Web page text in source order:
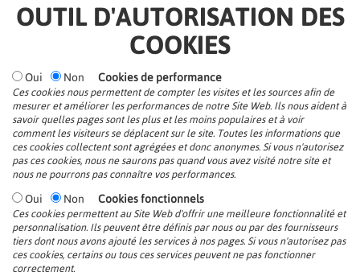
OUTIL D'AUTORISATION DES
COOKIES
Oui Non Cookies de performance
Ces cookies nous permettent de compter les visites et les sources afin de
mesurer et améliorer les performances de notre Site Web. Ils nous aident à
savoir quelles pages sont les plus et les moins populaires et à voir
comment les visiteurs se déplacent sur le site. Toutes les informations que
ces cookies collectent sont agrégées et donc anonymes. Si vous n'autorisez
pas ces cookies, nous ne saurons pas quand vous avez visité notre site et
nous ne pourrons pas connaître vos performances.
Oui Non Cookies fonctionnels
Ces cookies permettent au Site Web d'offrir une meilleure fonctionnalité et
personnalisation. Ils peuvent être définis par nous ou par des fournisseurs
tiers dont nous avons ajouté les services à nos pages. Si vous n'autorisez pas
ces cookies, certains ou tous ces services peuvent ne pas fonctionner
correctement.